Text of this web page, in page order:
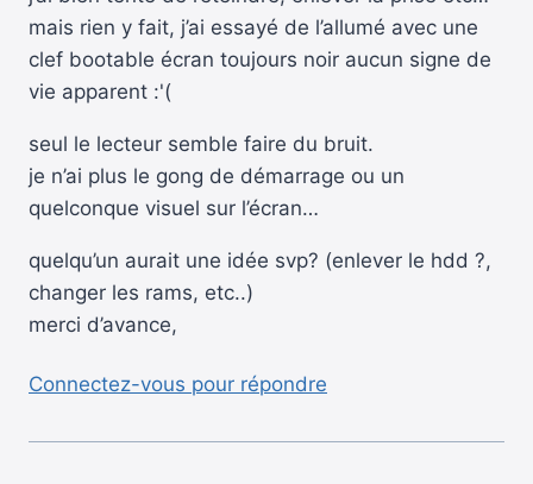
mais rien y fait, j’ai essayé de l’allumé avec une
clef bootable écran toujours noir aucun signe de
vie apparent :'(
seul le lecteur semble faire du bruit.
je n’ai plus le gong de démarrage ou un
quelconque visuel sur l’écran…
quelqu’un aurait une idée svp? (enlever le hdd ?,
changer les rams, etc..)
merci d’avance,
Connectez-vous pour répondre